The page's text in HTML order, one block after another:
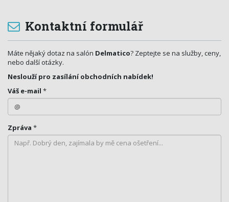
Kontaktní formulář
Máte nějaký dotaz na salón Delmatico? Zeptejte se na služby, ceny,
nebo další otázky.
Neslouží pro zasílání obchodních nabídek!
Váš e-mail *
Zpráva *